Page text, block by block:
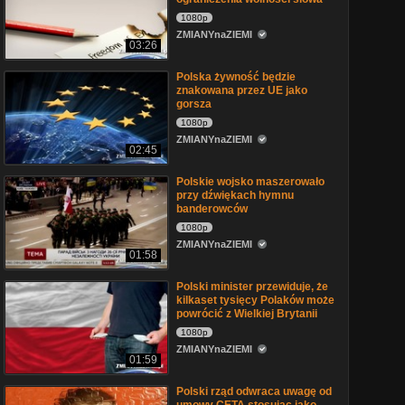
03:26
1080p
ZMIANYnaZIEMI
02:45
Polska żywność będzie
znakowana przez UE jako
gorsza
1080p
ZMIANYnaZIEMI
01:58
Polskie wojsko maszerowało
przy dźwiękach hymnu
banderowców
1080p
ZMIANYnaZIEMI
01:59
Polski minister przewiduje, że
kilkaset tysięcy Polaków może
powrócić z Wielkiej Brytanii
1080p
ZMIANYnaZIEMI
Polski rząd odwraca uwagę od